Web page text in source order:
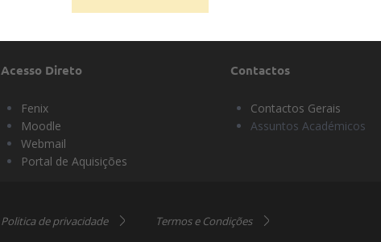
Acesso Direto
Fenix
Moodle
Webmail
Portal de Aquisições
Contactos
Contactos Gerais
Assuntos Académicos
Politica de privacidade Termos e Condições